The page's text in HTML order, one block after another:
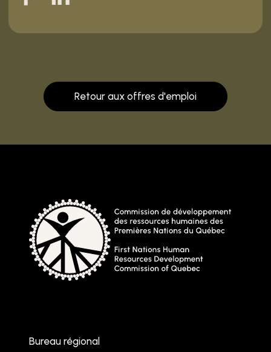
Retour aux offres d'emploi
Bureau régional